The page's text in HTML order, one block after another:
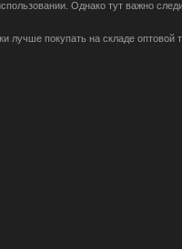
Однако тут важно
покупать на складе оптовой